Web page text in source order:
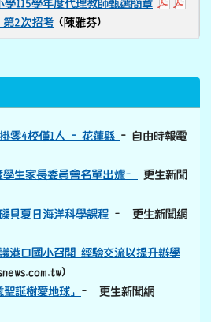
於彈跳
學115學年度代理教師甄選簡章
第2次招考 (陳雅芬)
零4校僅1人 - 花蓮縣 - 自由時報電
學生家長委員會名單出爐–
更生新聞
貝夏日海洋科學課程 – 更生新聞網
港口國小召開 經驗交流以提升辦學
誕樹愛地球」 – 更生新聞網